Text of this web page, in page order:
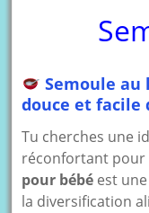
Semoule au
douce et facile
Tu cherches une
réconfortant pour
pour bébé est
la diversification